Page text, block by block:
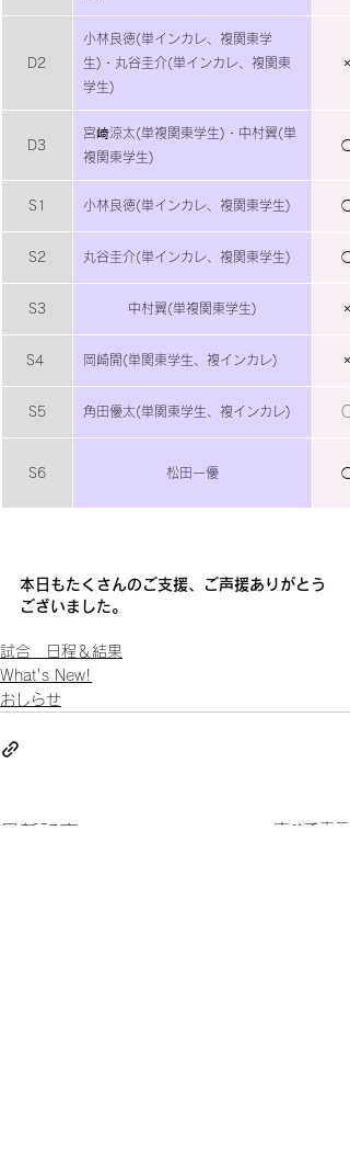
D2
小林良徳(単インカレ、複関東学
生)・丸谷圭介(単インカレ、複関東
学生)
×
D3
宮﨑涼太(単複関東学生)・中村翼(単
複関東学生)
◯
S1 小林良徳(単インカレ、複関東学生) ◯
S2 丸谷圭介(単インカレ、複関東学生) ◯
S3 中村翼(単複関東学生) ×
S4 岡崎開(単関東学生、複インカレ) ×
S5 角田優太(単関東学生、複インカレ) ○
S6 松田一優 ◯
本日もたくさんのご支援、ご声援ありがとう
ございました。
試合 日程＆結果
What's New!
おしらせ
最新記事 すべて表示